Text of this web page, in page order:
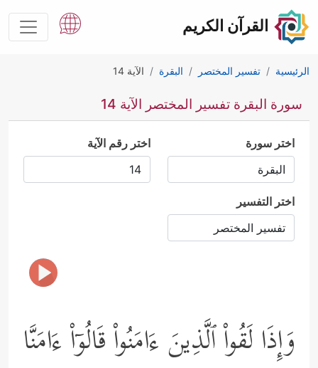
القرآن الكريم
الرئيسية تفسير المختصر البقرة الآية 14
سورة البقرة تفسير المختصر الآية 14
اختر سورة اختر رقم الآية
اختر التفسير
وَإِذَا لَقُواْ ٱلَّذِینَ ءَامَنُواْ قَالُوۤاْ ءَامَنَّا